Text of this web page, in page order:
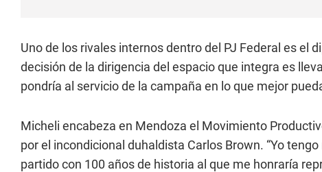
Uno de los rivales internos dentro del PJ Federal es el
decisión de la dirigencia del espacio que integra es
pondría al servicio de la campaña en lo que mejor
Micheli encabeza en Mendoza el Movimiento
por el incondicional duhaldista Carlos Brown. “Yo
partido con 100 años de historia al que me honraría